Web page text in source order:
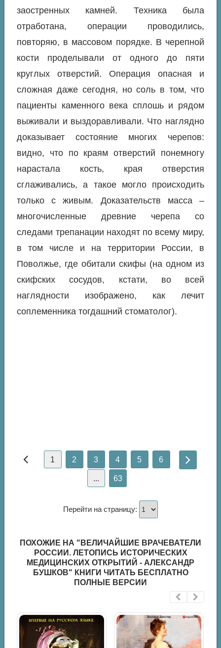
заостренных камней. Техника была
отработана, операции проводились,
повторяю, в массовом порядке. В черепной
кости проделывали от одного до пяти
круглых отверстий. Операция опасная и
сложная даже сегодня, но соль в том, что
пациенты каменного века сплошь и рядом
выживали и выздоравливали. Что наглядно
доказывает состояние многих черепов:
видно, что по краям отверстий понемногу
нарастала кость, края отверстия
сглаживались, а такое могло происходить
только с живым. Доказательств масса –
многочисленные древние черепа со
следами трепанации находят по всему миру,
в том числе и на территории России, в
Поволжье, где обитали скифы (на одном из
скифских сосудов, кстати, во всей
наглядности изображено, как лечит
соплеменника тогдашний стоматолог).
1 2 3 4 5 6
... 63
Перейти на страницу:
ПОХОЖИЕ НА "ВЕЛИЧАЙШИЕ ВРАЧЕВАТЕЛИ
РОССИИ. ЛЕТОПИСЬ ИСТОРИЧЕСКИХ
МЕДИЦИНСКИХ ОТКРЫТИЙ - АЛЕКСАНДР
БУШКОВ" КНИГИ ЧИТАТЬ БЕСПЛАТНО
ПОЛНЫЕ ВЕРСИИ